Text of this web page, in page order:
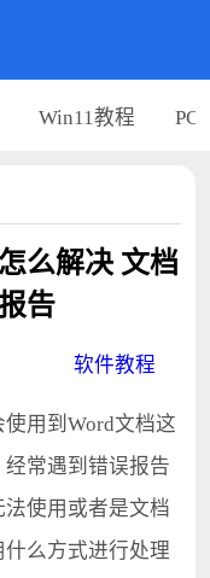
Win11教程 PC
么解决 文档
告
软件教程
用到Word文档这
常遇到错误报告
使用或者是文档
么方式进行处理